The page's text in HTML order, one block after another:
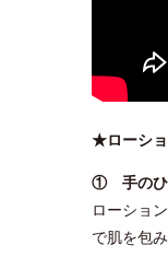
★ローシ
① 手のひ
ローショ
で肌を包